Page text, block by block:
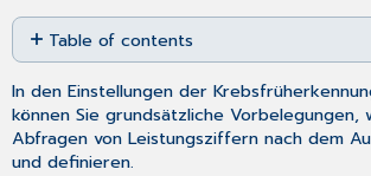
Save
as
PDF
Table of contents
Bereich
Untersuchungsnummer
Drucken
In den Einstellungen der
können Sie grundsätzliche Vorbelegungen,
Abfragen von Leistungsziffern nach dem
und definieren.